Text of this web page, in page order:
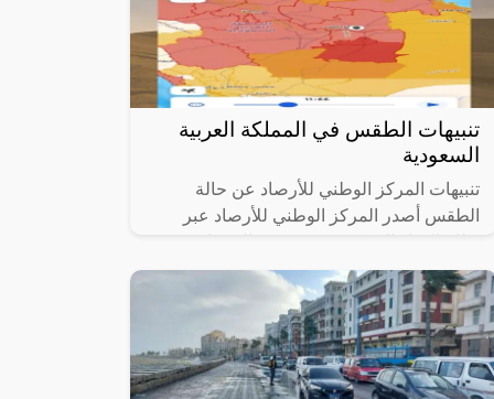
تنبيهات الطقس في المملكة العربية
السعودية
تنبيهات المركز الوطني للأرصاد عن حالة
الطقس أصدر المركز الوطني للأرصاد عبر
المهمة حول حالة الطقس المتوقعة في عدة
مناطق